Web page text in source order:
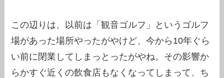
この辺りは、以前は「観音ゴルフ」というゴルフ
場があった場所やったがやけど、今から10年ぐら
い前に閉業してしまっとったがやね。その影響か
らかすぐ近くの飲食店もなくなってしまって、ち